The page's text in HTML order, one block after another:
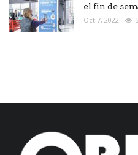
el fin de
Oct 7, 2022